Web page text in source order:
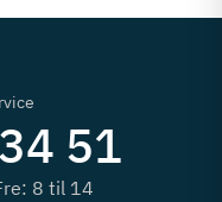
51
8 til 14